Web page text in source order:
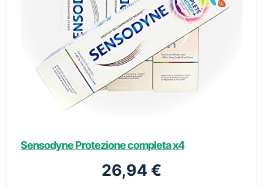
Sensodyne Protezione completa x4
26,94 €